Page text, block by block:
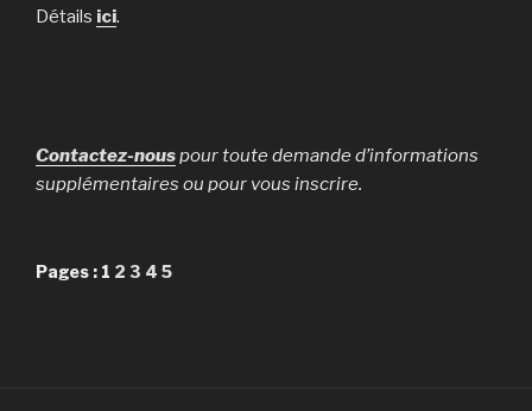
Détails ici.
Contactez-nouspour toute demande d’informations
supplémentaires ou pour vous inscrire.
Pages : 1 2 3 4 5